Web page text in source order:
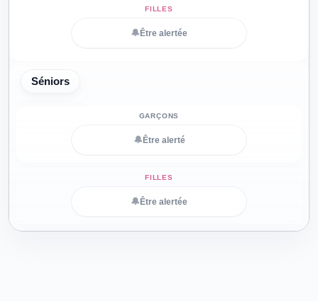
🔔 Être alertée
Séniors
🔔 Être alerté
🔔 Être alertée